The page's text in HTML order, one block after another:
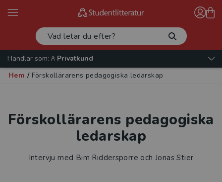
Handlar som:
Privatkund
Hem / Förskollärarens pedagogiska ledarskap
Förskollärarens pedagogiska
ledarskap
Intervju med Bim Riddersporre och Jonas Stier